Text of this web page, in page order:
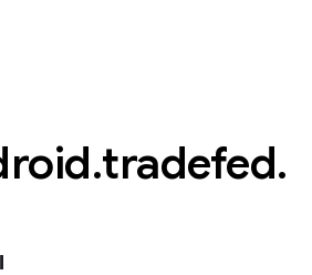
.tradefed.